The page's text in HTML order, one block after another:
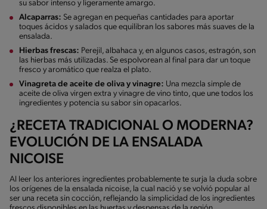
su sabor intenso y ligeramente amargo.
Alcaparras: Se agregan en pequeñas cantidades para aportar
toques ácidos y salados que equilibran los sabores más suaves de la
ensalada.
Hierbas frescas: Perejil, albahaca y, en algunos casos, estragón, son
las hierbas más utilizadas. Se espolvorean al final para dar un toque
fresco y aromático que realza el plato.
Vinagreta de aceite de oliva y vinagre: Una mezcla simple de
aceite de oliva virgen extra y vinagre de vino tinto, que une todos los
ingredientes y potencia su sabor sin opacarlos.
¿RECETA TRADICIONAL O MODERNA?
EVOLUCIÓN DE LA ENSALADA
NICOISE
Al leer los anteriores ingredientes probablemente te surja la duda sobre
los orígenes de la ensalada nicoise, la cual nació y se volvió popular al
ser una receta sin cocción, reflejando la simplicidad de los ingredientes